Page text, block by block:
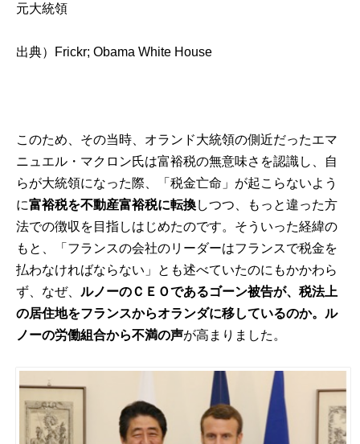
元大統領
出典） Frickr; Obama White House
このため、その当時、オランド大統領の側近だったエマ
ニュエル・マクロン氏は富裕税の無意味さを認識し、自
らが大統領になった際、「税金亡命」が起こらないよう
に富裕税を不動産富裕税に転換しつつ、もっと違った方
法での徴収を目指しはじめたのです。そういった経緯の
もと、「フランスの会社のリーダーはフランスで税金を
払わなければならない」とも述べていたのにもかかわら
ず、なぜ、 ルノーのＣＥＯであるゴーン被告が、税法上
の居住地をフランスからオランダに移しているのか。ル
ノーの労働組合から不満の声が高まりました。